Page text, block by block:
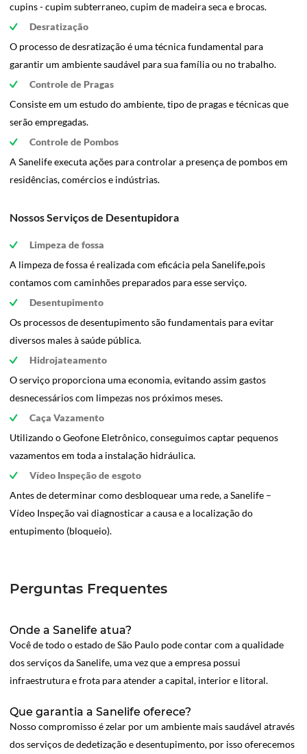
cupins - cupim subterraneo, cupim de madeira seca e brocas.
Desratização
O processo de desratização é uma técnica fundamental para
garantir um ambiente saudável para sua família ou no trabalho.
Controle de Pragas
Consiste em um estudo do ambiente, tipo de pragas e técnicas que
serão empregadas.
Controle de Pombos
A Sanelife executa ações para controlar a presença de pombos em
residências, comércios e indústrias.
Nossos Serviços de Desentupidora
Limpeza de fossa
A limpeza de fossa é realizada com eficácia pela Sanelife,pois
contamos com caminhões preparados para esse serviço.
Desentupimento
Os processos de desentupimento são fundamentais para evitar
diversos males à saúde pública.
Hidrojateamento
O serviço proporciona uma economia, evitando assim gastos
desnecessários com limpezas nos próximos meses.
Caça Vazamento
Utilizando o Geofone Eletrônico, conseguimos captar pequenos
vazamentos em toda a instalação hidráulica.
Vídeo Inspeção de esgoto
Antes de determinar como desbloquear uma rede, a Sanelife –
Vídeo Inspeção vai diagnosticar a causa e a localização do
entupimento (bloqueio).
Perguntas Frequentes
Onde a Sanelife atua?
Você de todo o estado de São Paulo pode contar com a qualidade
dos serviços da Sanelife, uma vez que a empresa possui
infraestrutura e frota para atender a capital, interior e litoral.
Que garantia a Sanelife oferece?
Nosso compromisso é zelar por um ambiente mais saudável através
dos serviços de dedetização e desentupimento, por isso oferecemos